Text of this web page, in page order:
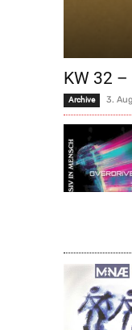
KW 32
Archive 3.